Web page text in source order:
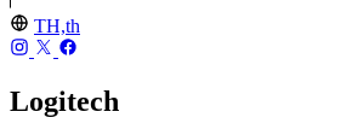
TH,th
Logitech